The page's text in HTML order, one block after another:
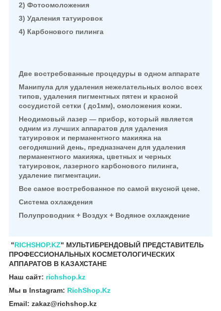
2) Фотоомоложения
3) Удаления татуировок
4) Карбонового пилинга
Две востребованные процедуры в одном аппарате
Манипула для удаления нежелательных волос всех
типов, удаления пигментных пятен и красной
сосудистой сетки ( до1мм), омоложения кожи.
Неодимовый лазер — прибор, который является
одним из лучших аппаратов для удаления
татуировок и перманентного макияжа на
сегодняшний день, предназначен для удаления
перманентного макияжа, цветных и черных
татуировок, лазерного карбонового пилинга,
удаление пигментации.
Все самое востребованное по самой вкусной цене.
Система охлаждения
Полупроводник + Воздух + Водяное охлаждение
"RICHSHOP.KZ" МУЛЬТИБРЕНДОВЫЙ ПРЕДСТАВИТЕЛЬ
ПРОФЕССИОНАЛЬНЫХ КОСМЕТОЛОГИЧЕСКИХ
АППАРАТОВ В КАЗАХСТАНЕ
Наш сайт: richshop.kz
Мы в Instagram: RichShop.Kz
Email: zakaz@richshop.kz